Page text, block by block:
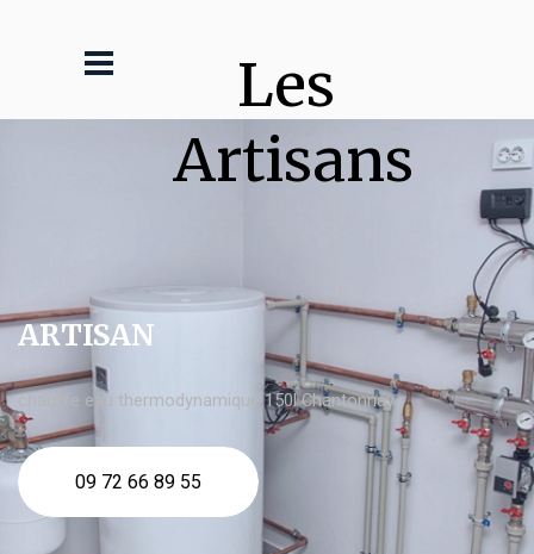
Les
Artisans
ARTISAN
chauffe eau thermodynamique 150l Chantonnay
09 72 66 89 55